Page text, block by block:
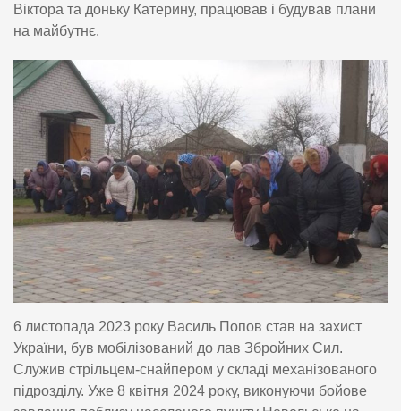
Віктора та доньку Катерину, працював і будував плани
на майбутнє.
6 листопада 2023 року Василь Попов став на захист
України, був мобілізований до лав Збройних Сил.
Служив стрільцем-снайпером у складі механізованого
підрозділу. Уже 8 квітня 2024 року, виконуючи бойове